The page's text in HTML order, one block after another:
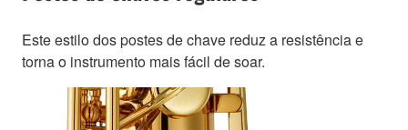
Este estilo dos postes de chave reduz a resistência e
torna o instrumento mais fácil de soar.